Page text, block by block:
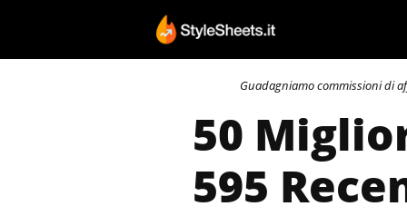
contenuto
Guadagniamo commissioni di
50
595